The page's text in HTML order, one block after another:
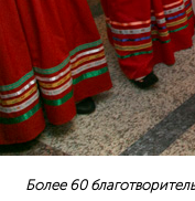
Более 60